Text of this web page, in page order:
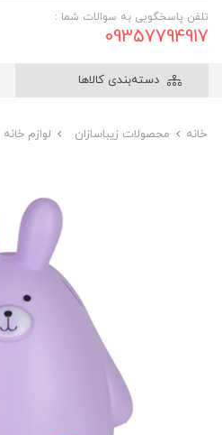
تلفن پاسخگویی به سوالات شما :
09357794917
دسته‌بندی کالاها
خانه محصولات زیباسازان لوازم خانه